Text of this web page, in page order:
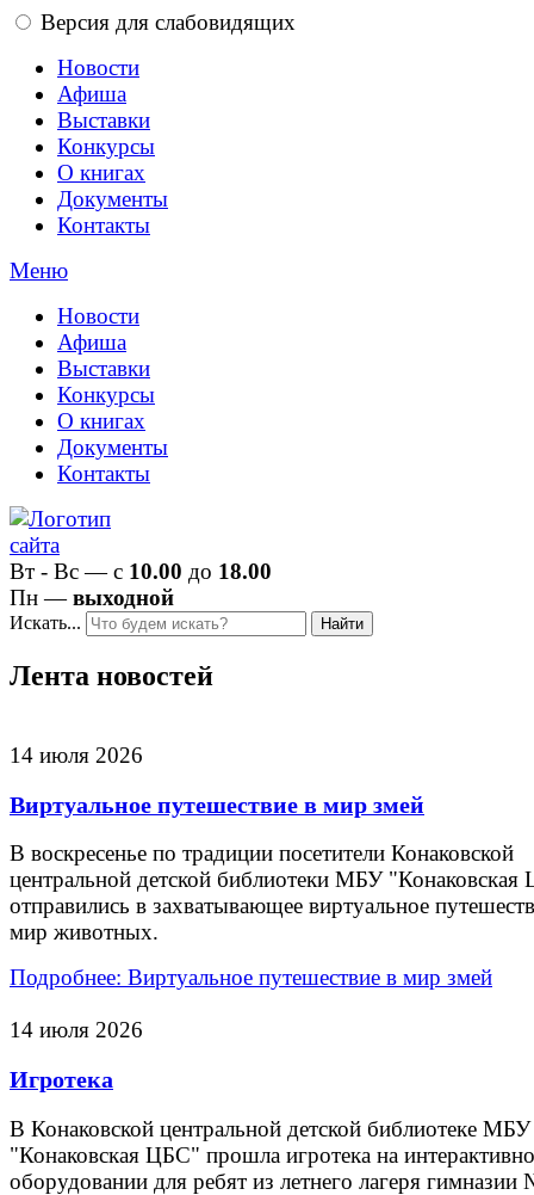
Версия для слабовидящих
Новости
Афиша
Выставки
Конкурсы
О книгах
Документы
Контакты
Меню
Новости
Афиша
Выставки
Конкурсы
О книгах
Документы
Контакты
Вт - Вс — с 10.00 до 18.00
Пн —выходной
Искать... Найти
Лента новостей
14 июля 2026
Виртуальное путешествие в мир змей
В воскресенье по традиции посетители Конаковской
центральной детской библиотеки МБУ
отправились в захватывающее виртуальное
мир животных.
Подробнее: Виртуальное путешествие в мир змей
14 июля 2026
Игротека
В Конаковской центральной детской библиотеке МБУ
"Конаковская ЦБС" прошла игротека на
оборудовании для ребят из летнего лагеря гимназии